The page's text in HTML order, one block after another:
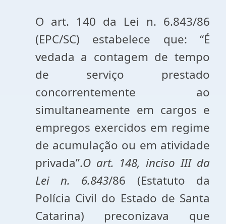
O art. 140 da Lei n. 6.843/86
(EPC/SC) estabelece que: “É
vedada a contagem de tempo
de serviço prestado
concorrentemente ao
simultaneamente em cargos e
empregos exercidos em regime
de acumulação ou em atividade
privada”.O art. 148, inciso III da
Lei n. 6.843/86 (Estatuto da
Polícia Civil do Estado de Santa
Catarina) preconizava que